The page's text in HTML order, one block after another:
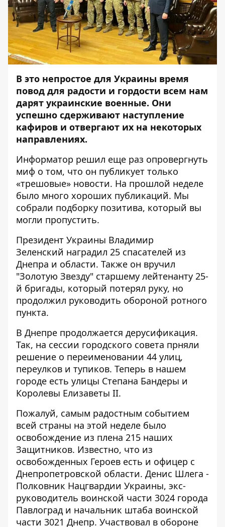
В это непростое для Украины время
повод для радости и гордости всем нам
дарят украинские военные. Они
успешно сдерживают наступление
кафиров и отвергают их на некоторых
направлениях.
Информатор решил еще раз опровергнуть
миф о том, что он публикует только
«трешовые» новости. На прошлой неделе
было много хороших публикаций. Мы
собрали подборку позитива, который вы
могли пропустить.
Президент Украины Владимир
Зеленский наградил 25 спасателей из
Днепра и области. Также он вручил
"Золотую Звезду" старшему лейтенанту 25-
й бригады, который потерял руку, но
продолжил руководить обороной ротного
пункта.
В Днепре продолжается дерусификация.
Так, на сессии городского совета прняли
решение о переименовании 44 улиц,
переулков и тупиков. Теперь в нашем
городе есть улицы Степана Бандеры и
Королевы Елизаветы II.
Пожалуй, самым радостным событием
всей страны на этой неделе было
освобождение из плена 215 наших
Защитников. Известно, что из
освобожденных Героев есть и офицер с
Днепропетровской области. Денис Шлега -
Полковник Нацгвардии Украины, экс-
руководитель воинской части 3024 города
Павлоград и начальник штаба воинской
части 3021 Днепр. Участвовал в обороне